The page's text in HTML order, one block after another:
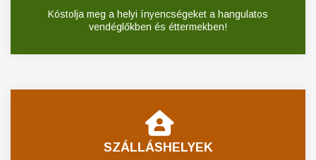
Kóstolja meg a helyi ínyencségeket a hangulatos
vendéglőkben és éttermekben!
SZÁLLÁSHELYEK